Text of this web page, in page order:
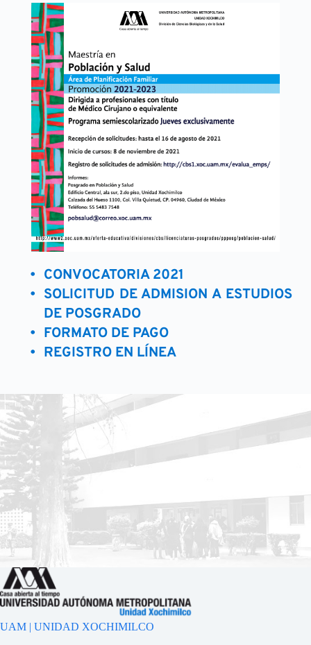
CONVOCATORIA 2021
SOLICITUD DE ADMISION A ESTUDIOS
DE POSGRADO
FORMATO DE PAGO
REGISTRO EN LÍNEA
UAM | UNIDAD XOCHIMILCO